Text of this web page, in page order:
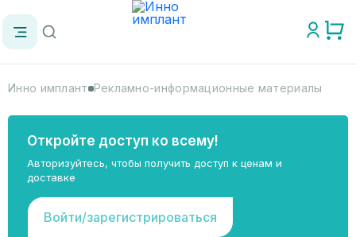
Инно имплант Рекламно-информационные материалы
Откройте доступ ко всему!
Авторизуйтесь, чтобы получить доступ к ценам и
доставке
Войти/зарегистрироваться